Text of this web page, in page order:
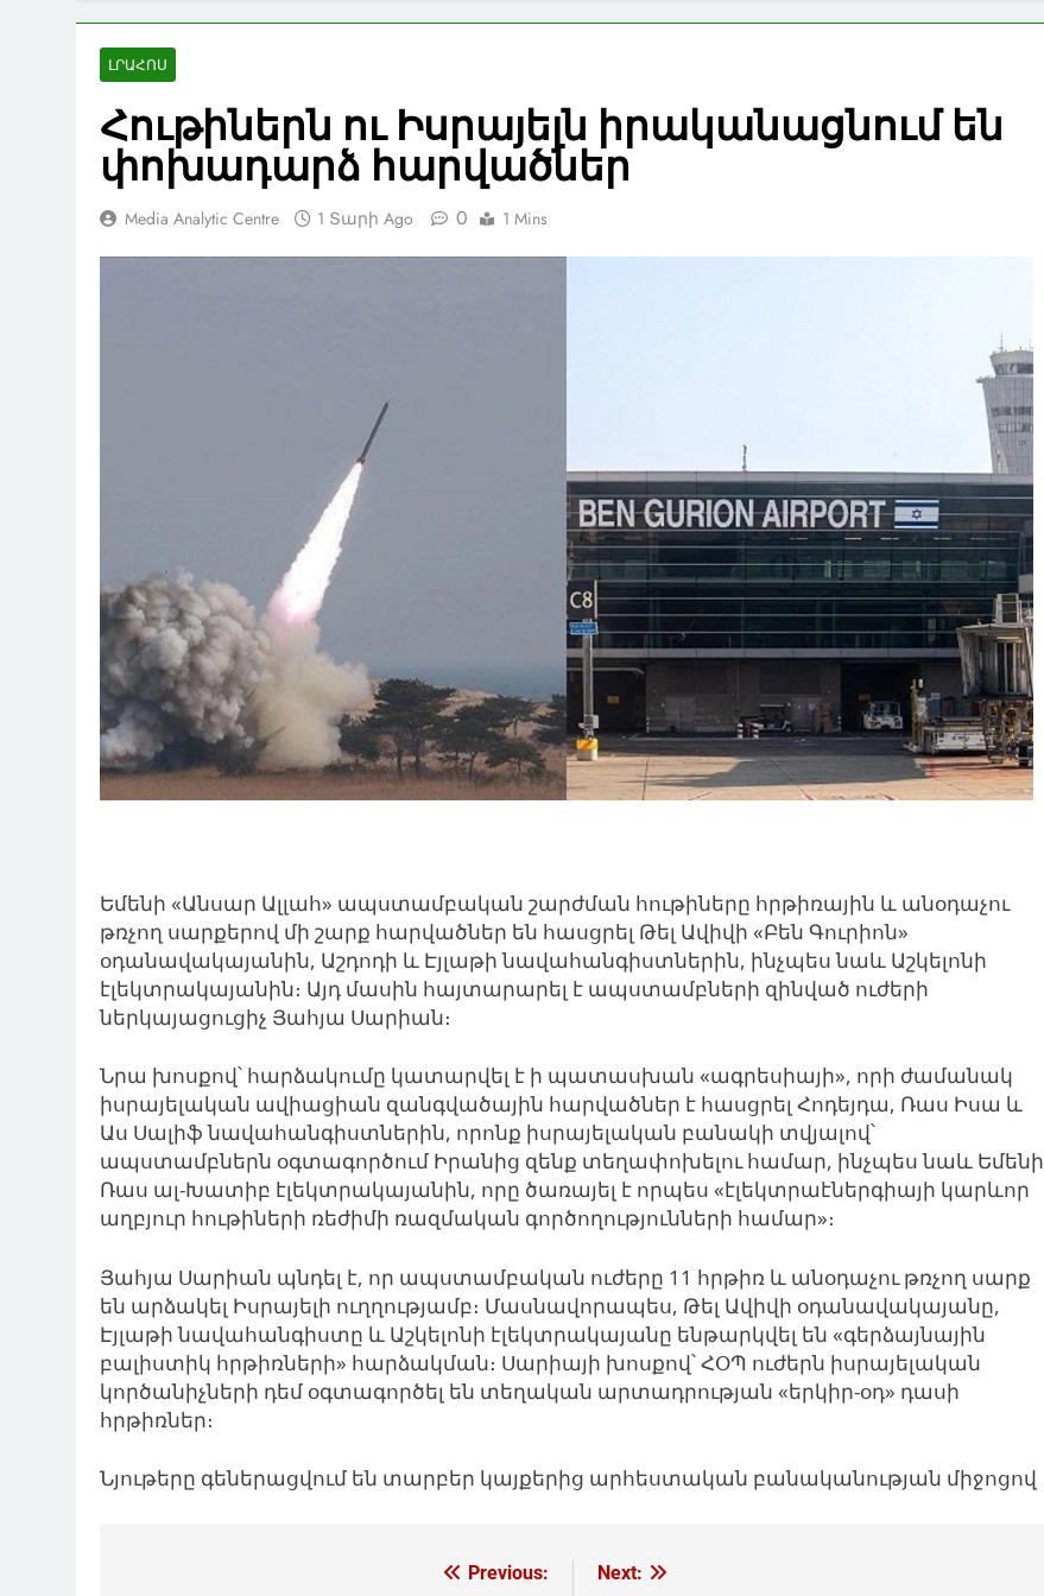
ԼՐԱՀՈՍ
Հութիներն ու Իսրայելն իրականացնում են
փոխադարձ հարվածներ
Media Analytic Centre 1 Տարի Ago 0 1 Mins
Եմենի «Անսար Ալլահ» ապստամբական շարժման հութիները հրթիռային և անօդաչու
թռչող սարքերով մի շարք հարվածներ են հասցրել Թել Ավիվի «Բեն Գուրիոն»
օդանավակայանին, Աշդոդի և Էյլաթի նավահանգիստներին, ինչպես նաև Աշկելոնի
էլեկտրակայանին։ Այդ մասին հայտարարել է ապստամբների զինված ուժերի
ներկայացուցիչ Յահյա Սարիան։
Նրա խոսքով՝ հարձակումը կատարվել է ի պատասխան «ագրեսիայի», որի ժամանակ
իսրայելական ավիացիան զանգվածային հարվածներ է հասցրել Հոդեյդա, Ռաս Իսա և
Աս Սալիֆ նավահանգիստներին, որոնք իսրայելական բանակի տվյալով՝
ապստամբներն օգտագործում Իրանից զենք տեղափոխելու համար, ինչպես նաև Եմենի
Ռաս ալ-Խատիբ էլեկտրակայանին, որը ծառայել է որպես «էլեկտրաէներգիայի կարևոր
աղբյուր հութիների ռեժիմի ռազմական գործողությունների համար»։
Յահյա Սարիան պնդել է, որ ապստամբական ուժերը 11 հրթիռ և անօդաչու թռչող սարք
են արձակել Իսրայելի ուղղությամբ։ Մասնավորապես, Թել Ավիվի օդանավակայանը,
Էյլաթի նավահանգիստը և Աշկելոնի էլեկտրակայանը ենթարկվել են «գերձայնային
բալիստիկ հրթիռների» հարձակման։ Սարիայի խոսքով՝ ՀՕՊ ուժերն իսրայելական
կործանիչների դեմ օգտագործել են տեղական արտադրության «երկիր-օդ» դասի
հրթիռներ։
Նյութերը գեներացվում են տարբեր կայքերից արհեստական բանականության միջոցով
Previous: Next: